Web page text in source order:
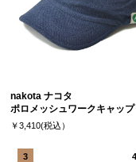
nakota ナコタ
ポロメッシュワークキャップ
￥3,410(税込）